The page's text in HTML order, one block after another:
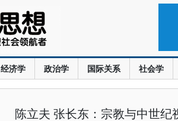
经济学 政治学 国际关系 社会学
陈立夫 张长东：宗教与中世纪